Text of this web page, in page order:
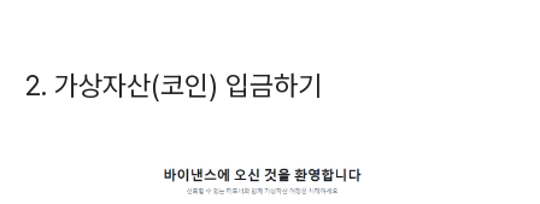
2. 가상자산(코인) 입금하기